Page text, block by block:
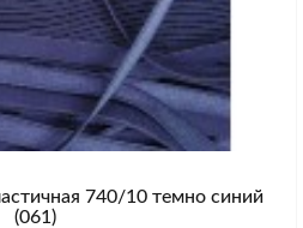
740/10 темно синий
(061)